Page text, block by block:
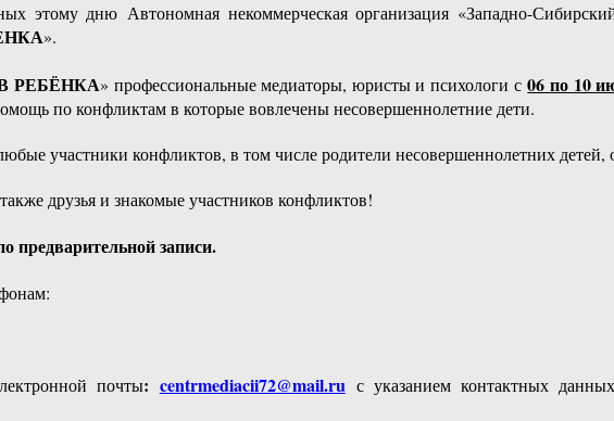
этому дню Автономная некоммерческая организация «Западно-
».
РЕБЁНКА» профессиональные медиаторы, юристы и психологи с06 по 10
по конфликтам в которые вовлечены несовершеннолетние дети.
участники конфликтов, в том числе родители несовершеннолетних
друзья и знакомые участников конфликтов!
предварительной записи.
почты: centrmediacii72@mail.ru с указанием контактных